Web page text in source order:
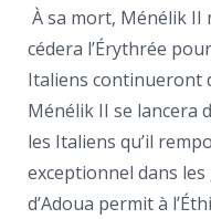
À sa mort, Ménélik
cédera l’Érythrée
Italiens continueront
Ménélik II se lancera
les Italiens qu’il
exceptionnel dans
d’Adoua permit à